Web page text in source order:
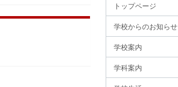
トップページ
学校からのお知らせ
学校案内
学科案内